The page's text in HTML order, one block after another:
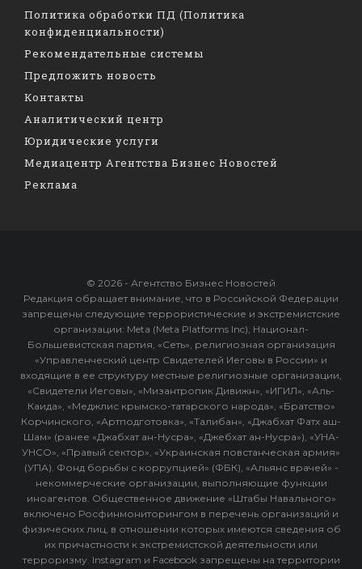
Политика обработки ПД (Политика
конфиденциальности)
Рекомендательные системы
Предложить новость
Контакты
Аналитический центр
Юридические услуги
Медиацентр Агентства Бизнес Новостей
Реклама
© 2026 - Агентство Бизнес Новостей
Редакция обращает внимание, что в Российской Федерации
запрещены следующие террористические и экстремистские
организации: Meta (Meta Platforms Inc), Национал-
Большевистская партия, «Сеть», религиозная организация
«Управленческий центр Свидетелей Иеговы в России» и
входящие в ее структуру местные религиозные организации,
«Свидетели Иеговы», «Мизантропик Дивижн», «ИГИЛ», «Аль-
Каида», «Меджлис крымско-татарского народа», «Братство»
Корчинского, «Артподготовка», «Талибан», «Джабхат Фатх аш-
Шам» (ранее «Джабхат ан-Нусра», «Джебхат ан-Нусра»), «УНА-
УНСО», «Правый сектор», «Украинская повстанческая армия»
(УПА). Фонд борьбы с коррупцией» (ФБК), «Альянс врачей» -
некоммерческие организации, выполняющие функции
иноагентов. Общественное движение «Штабы Навального»
включено Росфинмониторингом в перечень организаций и
физических лиц, в отношении которых имеются сведения об
их причастности к экстремистской деятельности или
терроризму. Instagram и Facebook запрещены на территории